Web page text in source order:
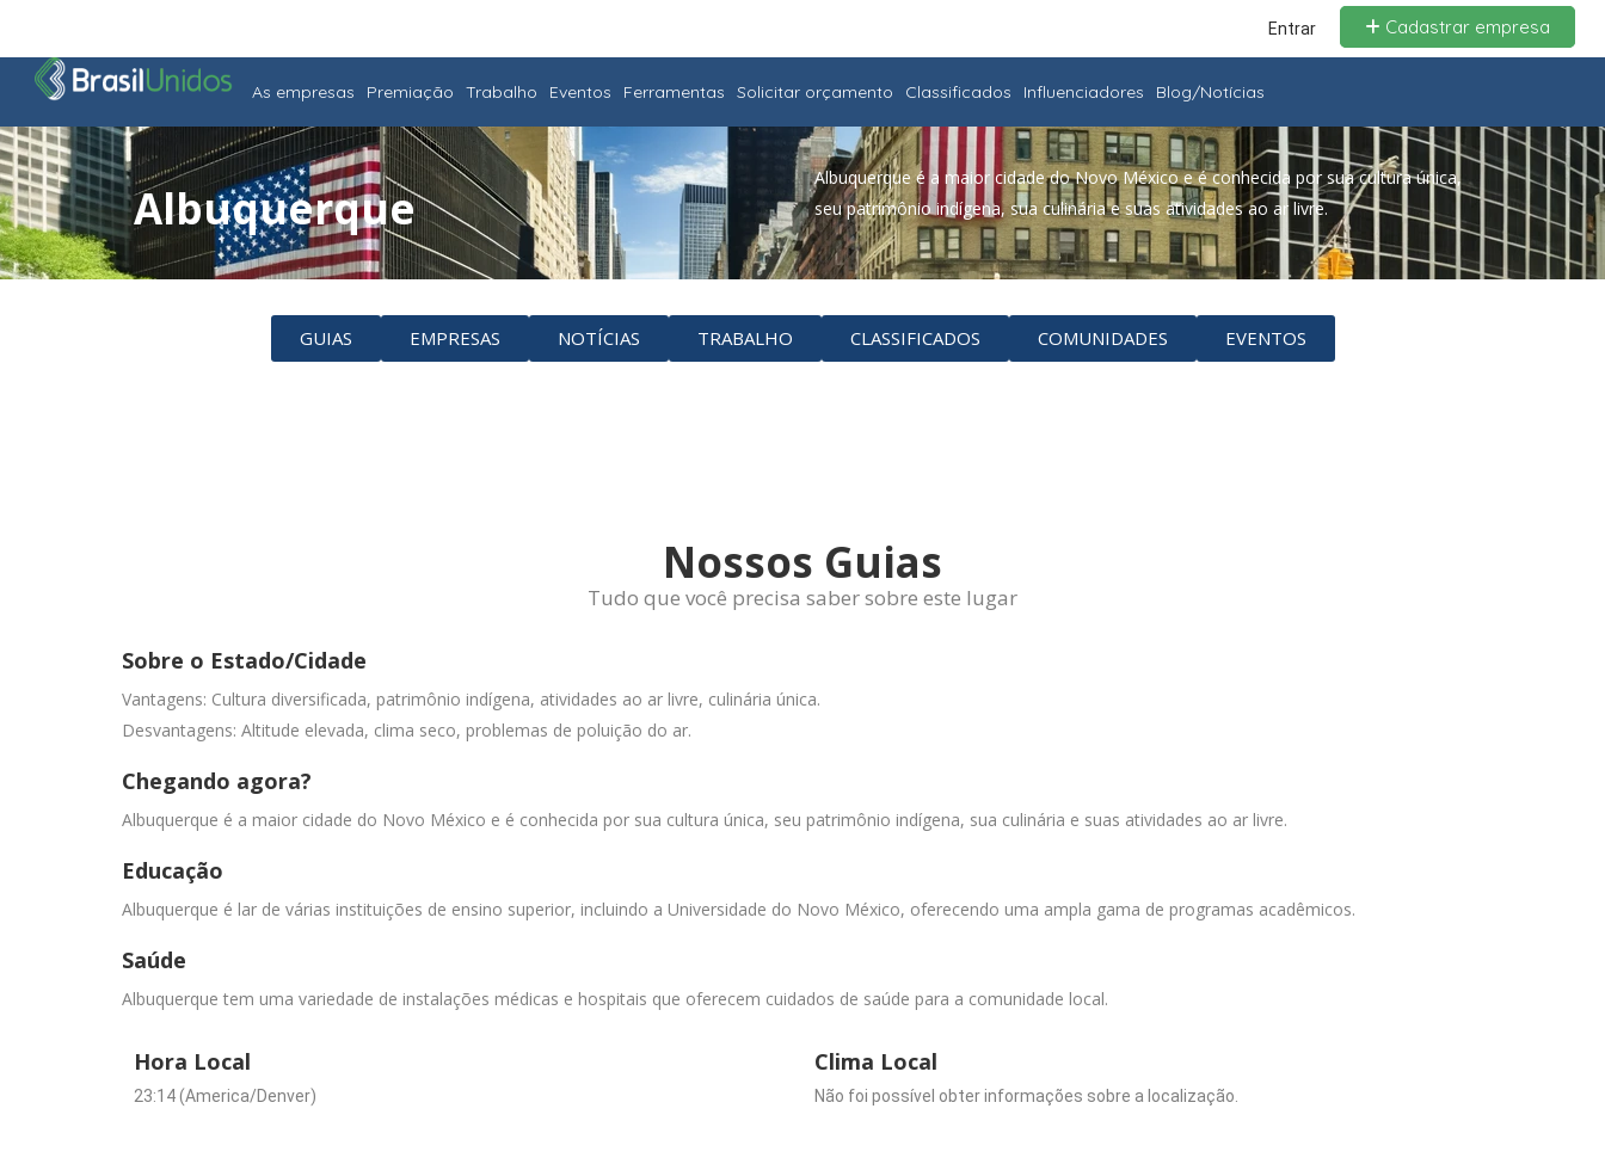
Entrar Cadastrar empresa
As empresas Premiação Trabalho Eventos Ferramentas Solicitar orçamento Classificados Influenciadores Blog/Notícias
Albuquerque
Albuquerque é a maior cidade do Novo México e é conhecida por sua cultura única,
seu patrimônio indígena, sua culinária e suas atividades ao ar livre.
GUIAS EMPRESAS NOTÍCIAS TRABALHO CLASSIFICADOS COMUNIDADES EVENTOS
Nossos Guias
Tudo que você precisa saber sobre este lugar
Sobre o Estado/Cidade
Vantagens: Cultura diversificada, patrimônio indígena, atividades ao ar livre, culinária única.
Desvantagens: Altitude elevada, clima seco, problemas de poluição do ar.
Chegando agora?
Albuquerque é a maior cidade do Novo México e é conhecida por sua cultura única, seu patrimônio indígena, sua culinária e suas atividades ao ar livre.
Educação
Albuquerque é lar de várias instituições de ensino superior, incluindo a Universidade do Novo México, oferecendo uma ampla gama de programas acadêmicos.
Saúde
Albuquerque tem uma variedade de instalações médicas e hospitais que oferecem cuidados de saúde para a comunidade local.
Hora Local
23:14 (America/Denver)
Clima Local
Não foi possível obter informações sobre a localização.